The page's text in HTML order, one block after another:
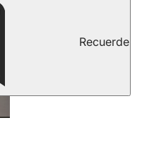
Recuerde